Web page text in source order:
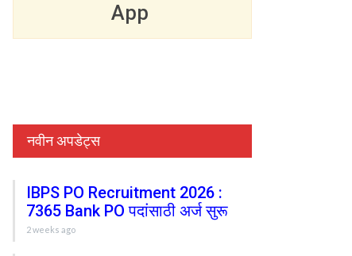
App
नवीन अपडेट्स
IBPS PO Recruitment 2026 :
7365 Bank PO पदांसाठी अर्ज सुरू
2 weeks ago